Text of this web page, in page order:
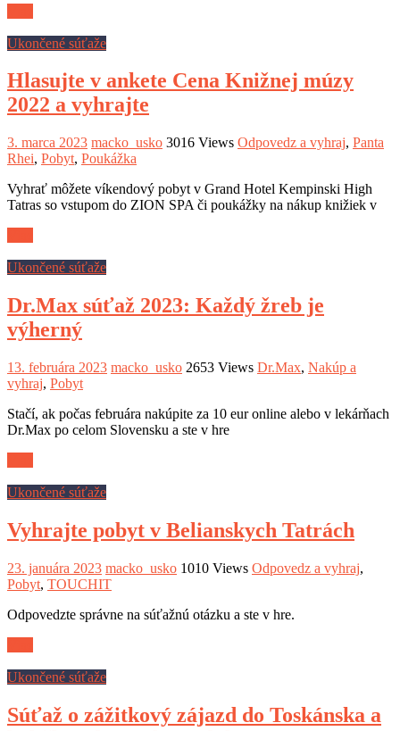
Ukončené súťaže
Hlasujte v ankete Cena Knižnej múzy
2022 a vyhrajte
3. marca 2023 macko_usko 3016 Views Odpovedz a vyhraj, Panta
Rhei, Pobyt, Poukážka
Vyhrať môžete víkendový pobyt v Grand Hotel Kempinski High
Tatras so vstupom do ZION SPA či poukážky na nákup knižiek v
Ukončené súťaže
Dr.Max súťaž 2023: Každý žreb je
výherný
13. februára 2023 macko_usko 2653 Views Dr.Max, Nakúp a
vyhraj, Pobyt
Stačí, ak počas februára nakúpite za 10 eur online alebo v lekárňach
Dr.Max po celom Slovensku a ste v hre
Ukončené súťaže
Vyhrajte pobyt v Belianskych Tatrách
23. januára 2023 macko_usko 1010 Views Odpovedz a vyhraj,
Pobyt, TOUCHIT
Odpovedzte správne na súťažnú otázku a ste v hre.
Ukončené súťaže
Súťaž o zážitkový zájazd do Toskánska a